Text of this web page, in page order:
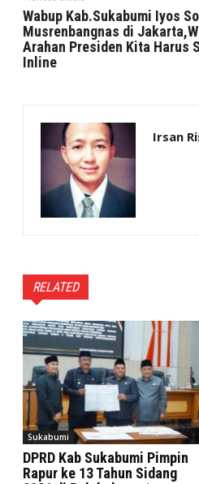
Wabup Kab.Sukabumi Iyos
Musrenbangnas di
Arahan Presiden Kita Harus
Inline
Irsan
RELATED
Sukabumi
DPRD Kab Sukabumi Pimpin
Rapur ke 13 Tahun Sidang